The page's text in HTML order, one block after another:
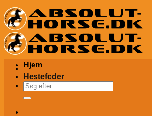
Søg
efter:
Hjem
Hestefoder